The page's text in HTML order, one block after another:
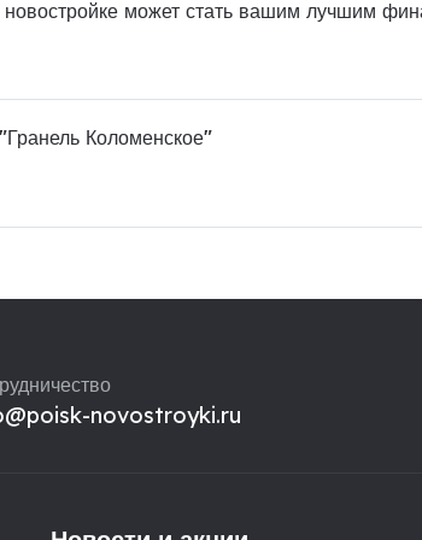
новостройке может стать вашим лучшим
Коломенское"
novostroyki.ru